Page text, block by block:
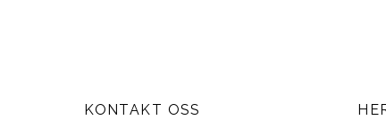
KONTAKT OSS